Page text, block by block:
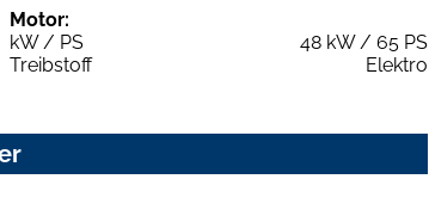
Motor:
kW / PS
48 kW / 65 PS
Treibstoff
Elektro